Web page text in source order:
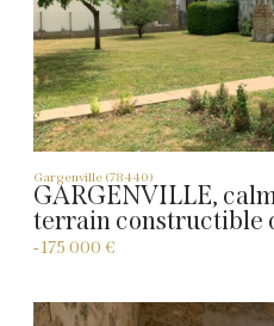
Gargenville (78440)
GARGENVILLE,
terrain constructible
-175 000 €